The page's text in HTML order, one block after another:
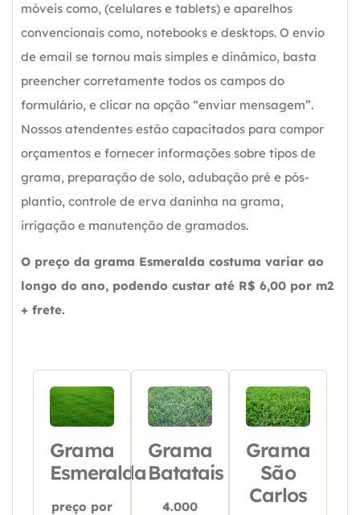
móveis como, (celulares e tablets) e aparelhos
convencionais como, notebooks e desktops. O envio
de email se tornou mais simples e dinâmico, basta
preencher corretamente todos os campos do
formulário, e clicar na opção “enviar mensagem”.
Nossos atendentes estão capacitados para compor
orçamentos e fornecer informações sobre tipos de
grama, preparação de solo, adubação pré e pós-
plantio, controle de erva daninha na grama,
irrigação e manutenção de gramados.
O preço da grama Esmeralda costuma variar ao
longo do ano, podendo custar até R$ 6,00 por m2
+ frete.
Grama
Esmeralda
preço por
Grama
Batatais
4.000
Grama
São
Carlos